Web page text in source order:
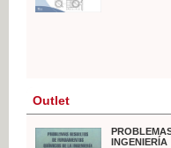
Outlet
INGENIERÍA